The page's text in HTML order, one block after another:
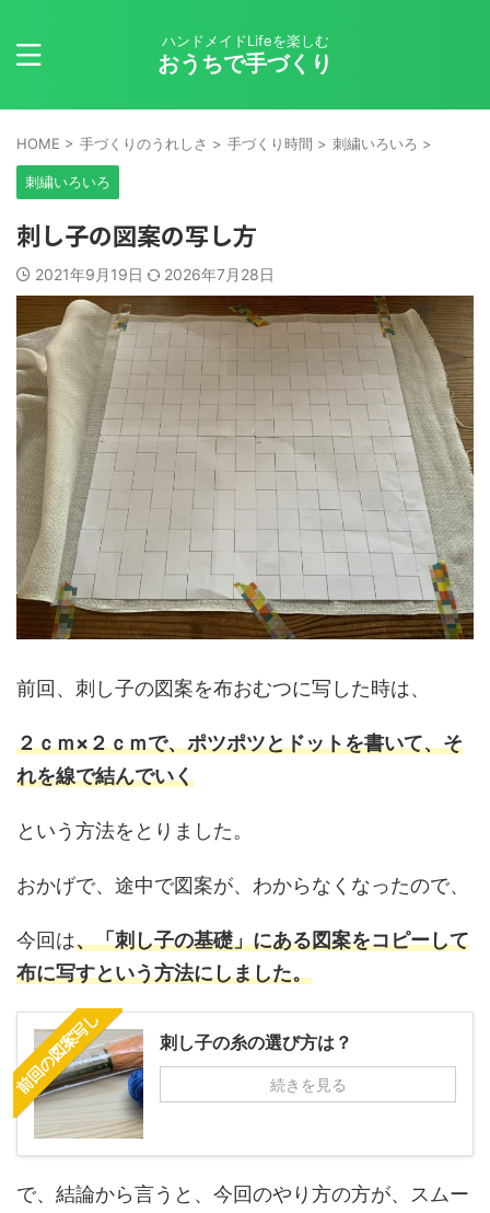
ハンドメイドLifeを楽しむ
おうちで手づくり
HOME > 手づくりのうれしさ > 手づくり時間 > 刺繍いろいろ >
刺繍いろいろ
刺し子の図案の写し方
2021年9月19日 2026年7月28日
前回、刺し子の図案を布おむつに写した時は、
２ｃｍ×２ｃｍで、ポツポツとドットを書いて、そ
れを線で結んでいく
という方法をとりました。
おかげで、途中で図案が、わからなくなったので、
今回は、「刺し子の基礎」にある図案をコピーして
布に写すという方法にしました。
前回の図案写し 刺し子の糸の選び方は？
続きを見る
で、結論から言うと、今回のやり方の方が、スムー